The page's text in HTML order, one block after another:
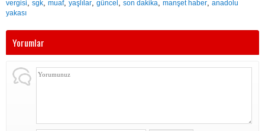
vergisi, sgk, muaf, yaşlılar, güncel , son dakika, manşet haber, anadolu
yakası
Yorumlar